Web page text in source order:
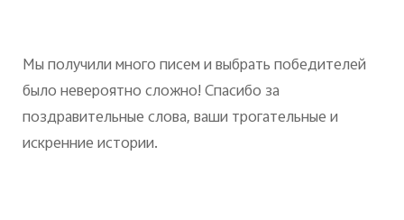
Мы получили много писем и выбрать победителей
было невероятно сложно! Спасибо за
поздравительные слова, ваши трогательные и
искренние истории.